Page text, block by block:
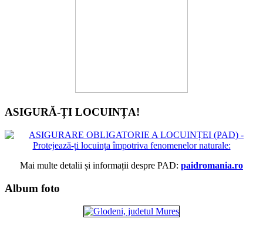
ASIGURĂ-ȚI LOCUINȚA!
Mai multe detalii și informații despre PAD: paidromania.ro
Album foto